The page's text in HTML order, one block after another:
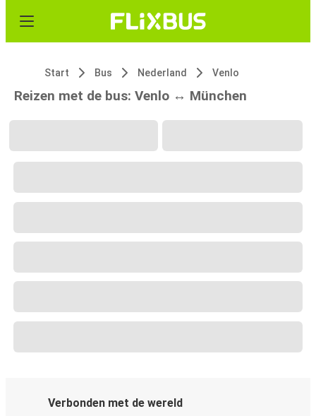
Start Bus Nederland Venlo
Reizen met de bus: Venlo ↔ München
Verbonden met de wereld